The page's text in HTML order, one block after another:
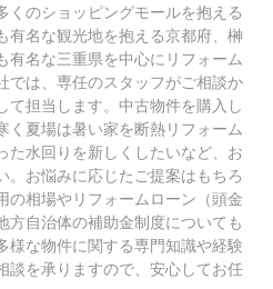
くのショッピングモールを抱える
有名な観光地を抱える京都府、榊
有名な三重県を中心にリフォーム
では、専任のスタッフがご相談か
て担当します。中古物件を購入し
く夏場は暑い家を断熱リフォーム
た水回りを新しくしたいなど、お
。お悩みに応じたご提案はもちろ
の相場やリフォームローン（頭金
方自治体の補助金制度についても
様な物件に関する専門知識や経験
談を承りますので、安心してお任